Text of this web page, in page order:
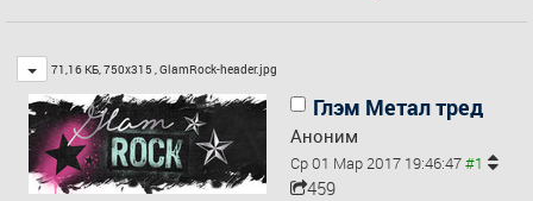
Toggle
71,16 КБ, 750x315 ,GlamRock-header.jpg
Глэм Метал тред
Аноним
Ср 01 Мар 2017 19:46:47
459